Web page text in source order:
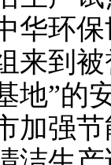
华环
来到
地”的
加强